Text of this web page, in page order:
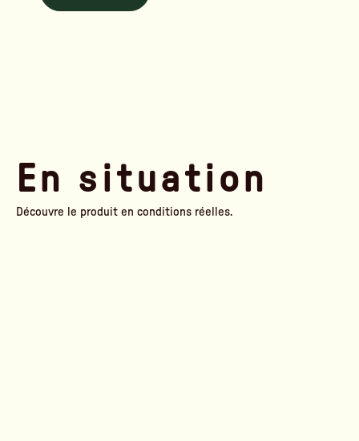
En situation
Découvre le produit en conditions réelles.